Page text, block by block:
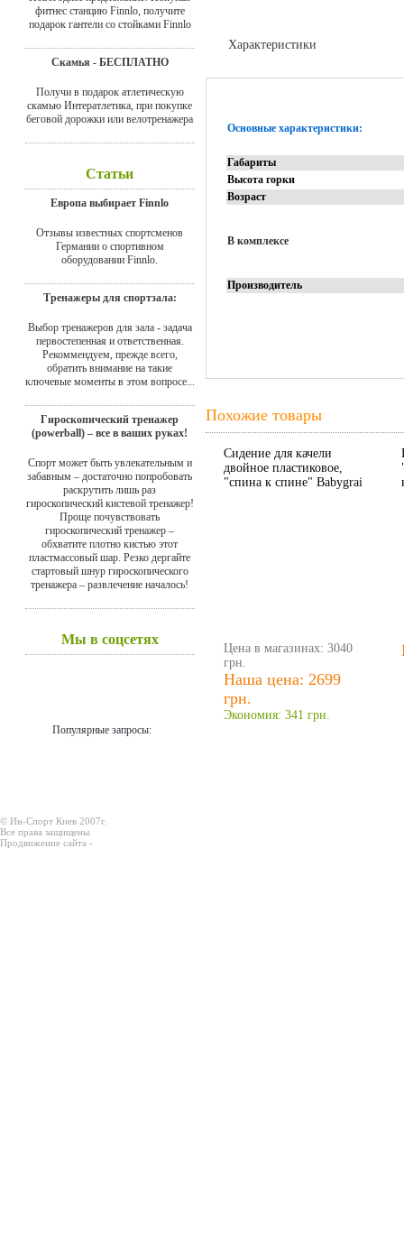
фитнес станцию Finnlo, получите
подарок гантели со стойками Finnlo
Скамья - БЕСПЛАТНО
Получи в подарок атлетическую
скамью Интератлетика, при покупке
беговой дорожки или велотренажера
Статьи
Европа выбирает Finnlo
Отзывы известных спортсменов
Германии о спортивном
оборудовании Finnlo.
Тренажеры для спортзала:
Выбор тренажеров для зала - задача
первостепенная и ответственная.
Рекоммендуем, прежде всего,
обратить внимание на такие
ключевые моменты в этом вопросе...
Гироскопический тренажер
(powerball) – все в ваших руках!
Спорт может быть увлекательным и
забавным – достаточно попробовать
раскрутить лишь раз
гироскопический кистевой тренажер!
Проще почувствовать
гироскопический тренажер –
обхватите плотно кистью этот
пластмассовый шар. Резко дергайте
стартовый шнур гироскопического
тренажера – развлечение началось!
Мы в соцсетях
Популярные запросы:
Характеристики
Основные характеристики:
Габариты
Высота горки
Возраст
В комплексе
Производитель
Похожие товары
Сидение для качели
двойное пластиковое,
"спина к спине" Babygrai
Цена в магазинах: 3040
грн.
Наша цена: 2699
грн.
Экономия: 341 грн.
© Ин-Спорт Киев 2007г.
Все права защищены.
Продвижение сайта -